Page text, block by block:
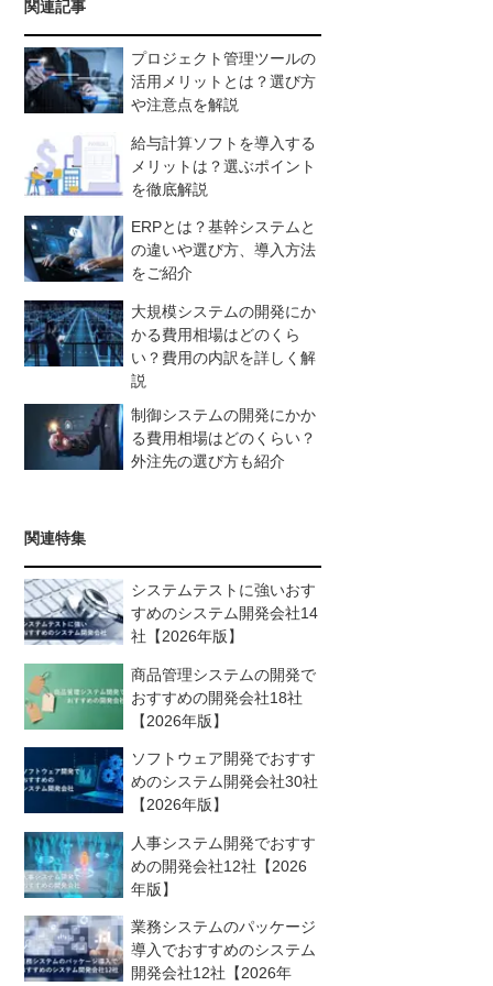
関連記事
プロジェクト管理ツールの
活用メリットとは？選び方
や注意点を解説
給与計算ソフトを導入する
メリットは？選ぶポイント
を徹底解説
ERPとは？基幹システムと
の違いや選び方、導入方法
をご紹介
大規模システムの開発にか
かる費用相場はどのくら
い？費用の内訳を詳しく解
説
制御システムの開発にかか
る費用相場はどのくらい？
外注先の選び方も紹介
関連特集
システムテストに強いおす
すめのシステム開発会社14
社【2026年版】
商品管理システムの開発で
おすすめの開発会社18社
【2026年版】
ソフトウェア開発でおすす
めのシステム開発会社30社
【2026年版】
人事システム開発でおすす
めの開発会社12社【2026
年版】
業務システムのパッケージ
導入でおすすめのシステム
開発会社12社【2026年